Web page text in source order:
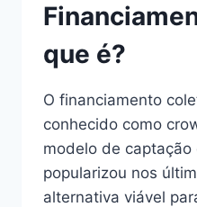
que é?
O financiamento
conhecido como
modelo de captação
popularizou nos
alternativa viável